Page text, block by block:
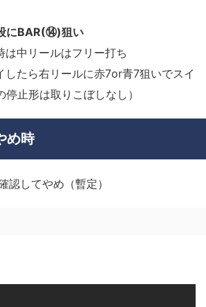
にBAR(⑭)狙い
中リールはフリー打ち
たら右リールに赤7or青7狙いでスイ
止形は取りこぼしなし）
め時
認してやめ（暫定）